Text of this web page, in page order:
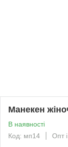
Манекен
В наявності
Код: мп14
Опт